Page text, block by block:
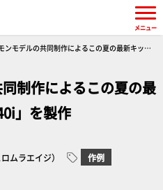
ンモデルの共同制作によるこの夏の最新キット
制作によるこの夏の最
」を製作
ムラエイジ）
作例
メニュー